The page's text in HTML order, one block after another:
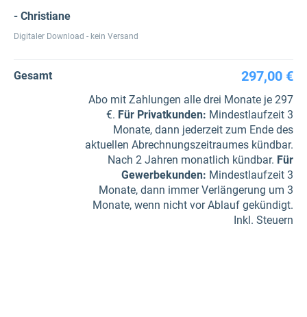
- Christiane
Digitaler Download - kein Versand
Gesamt 297,00 €
Abo mit Zahlungen alle drei Monate je 297
€. Für Privatkunden: Mindestlaufzeit 3
Monate, dann jederzeit zum Ende des
aktuellen Abrechnungszeitraumes kündbar.
Nach 2 Jahren monatlich kündbar. Für
Gewerbe­kunden: Mindestlaufzeit 3
Monate, dann immer Verlängerung um 3
Monate, wenn nicht vor Ablauf gekündigt.
Inkl. Steuern